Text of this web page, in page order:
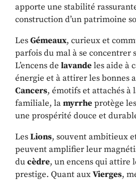
apporte une stabilité
construction d’un patrimoine
LesGémeaux, curieux et
parfois du mal à se concentrer
L’encens de lavandeles aide à
énergie et à attirer les bonnes
Cancers, émotifs et attachés à
familiale, lamyrrheprotège
une prospérité douce et
LesLions, souvent ambitieux
peuvent amplifier leur
ducèdre, un encens qui attire
prestige. Quant auxVierges,